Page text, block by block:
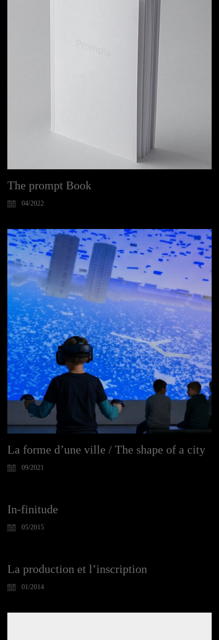
The prompt Book
04/2022
La forme d’une ville / The shape of a city
09/2021
In-finitude
05/2015
La production et l’inscription
01/2014